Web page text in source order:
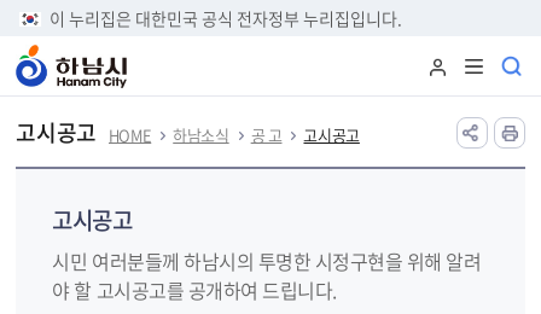
본문 바로가기
이 누리집은 대한민국 공식 전자정부 누리집입니다.
고시공고 HOME 하남소식 공 고 고시공고
고시공고
시민 여러분들께 하남시의 투명한 시정구현을 위해 알려
야 할 고시공고를 공개하여 드립니다.